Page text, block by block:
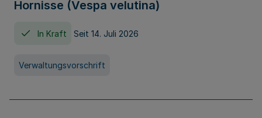
Hornisse (Vespa velutina)
In Kraft Seit 14. Juli 2026
Verwaltungsvorschrift